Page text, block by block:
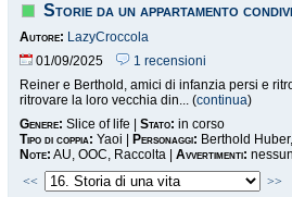
Storie da un appartamento
Autore: LazyCroccola
01/09/2025
1 recensioni
Reiner e Berthold, amici di infanzia persi e
ritrovare la loro vecchia din... (continua)
Genere: Slice of life | Stato: in corso
Tipo di coppia: Yaoi | Personaggi: Berthold
Note: AU, OOC, Raccolta | Avvertimenti:
<<
>>